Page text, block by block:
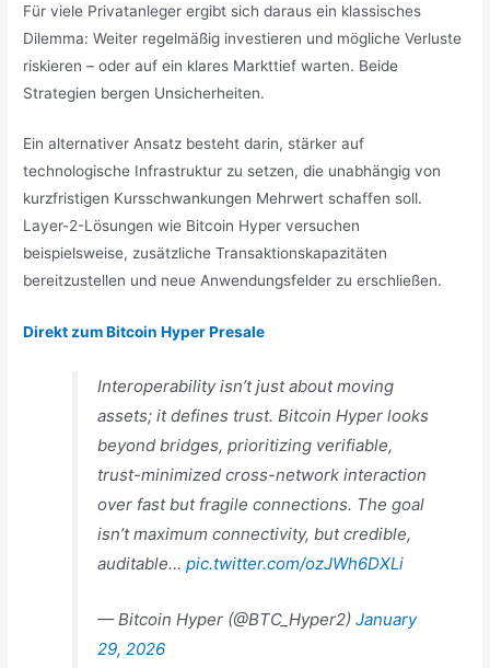
Für viele Privatanleger ergibt sich daraus ein klassisches
Dilemma: Weiter regelmäßig investieren und mögliche Verluste
riskieren – oder auf ein klares Markttief warten. Beide
Strategien bergen Unsicherheiten.
Ein alternativer Ansatz besteht darin, stärker auf
technologische Infrastruktur zu setzen, die unabhängig von
kurzfristigen Kursschwankungen Mehrwert schaffen soll.
Layer-2-Lösungen wie Bitcoin Hyper versuchen
beispielsweise, zusätzliche Transaktionskapazitäten
bereitzustellen und neue Anwendungsfelder zu erschließen.
Direkt zum Bitcoin Hyper Presale
Interoperability isn’t just about moving
assets; it defines trust. Bitcoin Hyper looks
beyond bridges, prioritizing verifiable,
trust-minimized cross-network interaction
over fast but fragile connections. The goal
isn’t maximum connectivity, but credible,
auditable…pic.twitter.com/ozJWh6DXLi
— Bitcoin Hyper (@BTC_Hyper2)January
29, 2026